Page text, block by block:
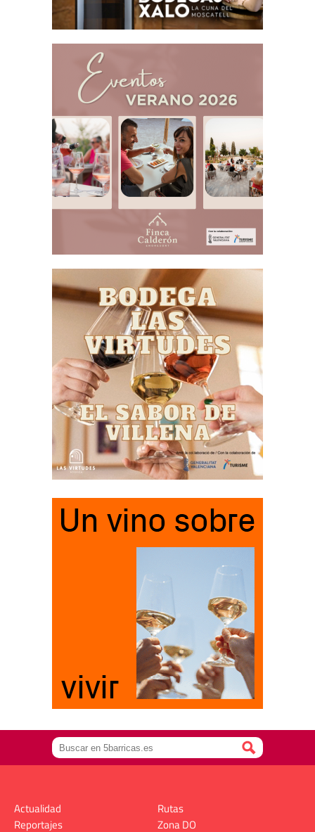
Actualidad
Reportajes
Rutas
Zona DO